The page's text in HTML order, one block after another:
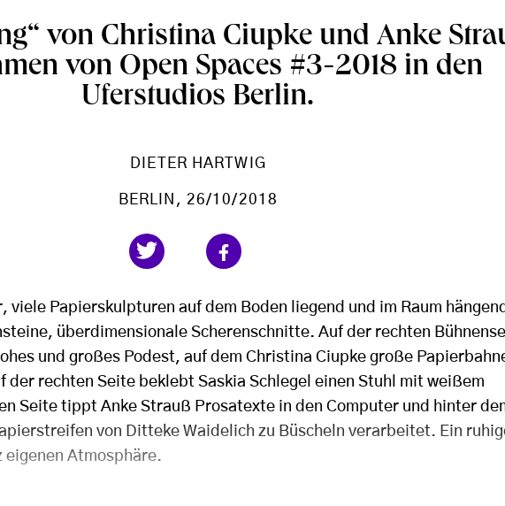
von Christina Ciupke und Anke
von Open Spaces #3-2018 in den
Uferstudios Berlin.
DIETER HARTWIG
BERLIN , 26/10/2018
viele Papierskulpturen auf dem Boden liegend und im Raum
überdimensionale Scherenschnitte. Auf der rechten
und großes Podest, auf dem Christina Ciupke große
der rechten Seite beklebt Saskia Schlegel einen Stuhl mit weißem
Seite tippt Anke Strauß Prosatexte in den Computer und hinter
von Ditteke Waidelich zu Büscheln verarbeitet. Ein
eigenen Atmosphäre.